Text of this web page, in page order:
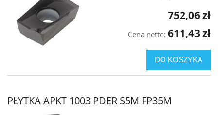
752,06 zł
Cena netto: 611,43 zł
DO KOSZYKA
PŁYTKA APKT 1003 PDER S5M FP35M